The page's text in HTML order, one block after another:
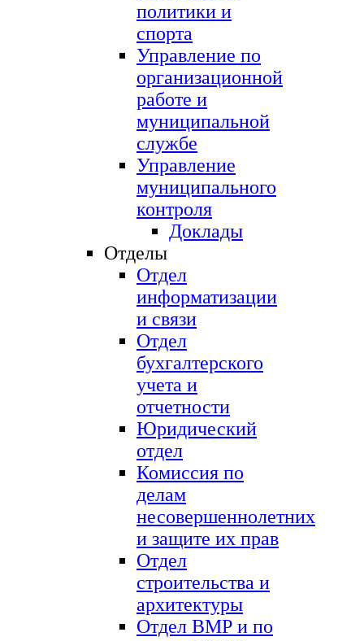
политики и
спорта
Управление по
организационной
работе и
муниципальной
службе
Управление
муниципального
контроля
Доклады
Отделы
Отдел
информатизации
и связи
Отдел
бухгалтерского
учета и
отчетности
Юридический
отдел
Комиссия по
делам
несовершеннолетних
и защите их прав
Отдел
строительства и
архитектуры
Отдел ВМР и по